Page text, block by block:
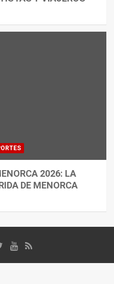
2026: LA
DE MENORCA